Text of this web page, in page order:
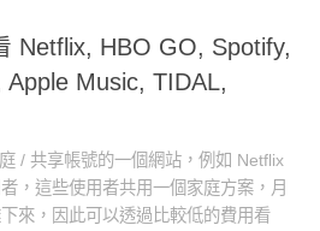
Netflix, HBO GO, Spotify,
Apple Music, TIDAL,
/ 共享帳號的一個網站，例如 Netflix
，這些使用者共用一個家庭方案，月
來，因此可以透過比較低的費用看